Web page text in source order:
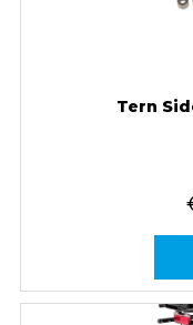
Tern